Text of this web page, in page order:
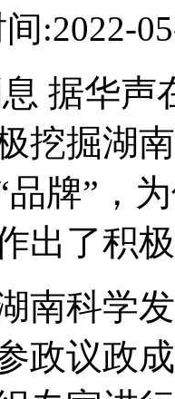
:2022-
据华声
挖掘湖
品牌”，
出了积
科学发
政议政